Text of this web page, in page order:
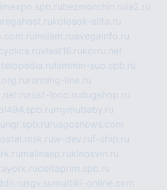
bezmorchin.ru ia2.ru
regahost.rukolosok-elita.ru
insiam.ruavegainfo.ru
vlast16.rukorru.net
lammin-suo.spb.ru
running-line.ru
rust-loco.rudugshop.ru
mymubaby.ru
ngr.spb.ru rusgosnews.com
w-dev.ruf-ship.ru
malinasp.rukinosvin.ru
deltaprim.spb.ru
sgv.su multiki-online.com